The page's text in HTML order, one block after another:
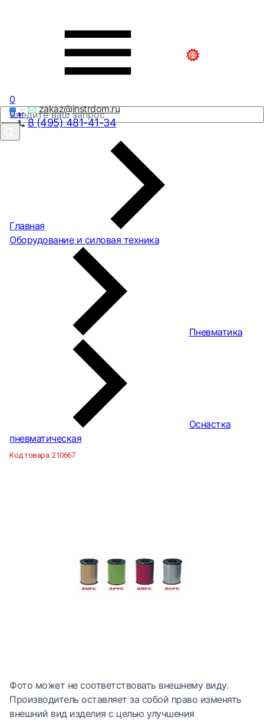
zakaz@instrdom.ru
8 (495) 481-41-34
0
0₽
Главная
Оборудование и силовая техника
Пневматика
Оснастка
пневматическая
Код товара:210667
Фото может не соответствовать внешнему виду.
Производитель оставляет за собой право изменять
внешний вид изделия с целью улучшения